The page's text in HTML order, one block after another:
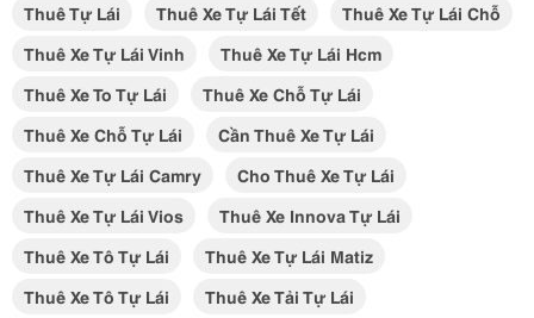
Thuê Tự Lái
Thuê Xe Tự Lái Tết
Thuê Xe Tự Lái Chỗ
Thuê Xe Tự Lái Vinh
Thuê Xe Tự Lái Hcm
Thuê Xe To Tự Lái
Thuê Xe Chỗ Tự Lái
Thuê Xe Chỗ Tự Lái
Cần Thuê Xe Tự Lái
Thuê Xe Tự Lái Camry
Cho Thuê Xe Tự Lái
Thuê Xe Tự Lái Vios
Thuê Xe Innova Tự Lái
Thuê Xe Tô Tự Lái
Thuê Xe Tự Lái Matiz
Thuê Xe Tô Tự Lái
Thuê Xe Tải Tự Lái